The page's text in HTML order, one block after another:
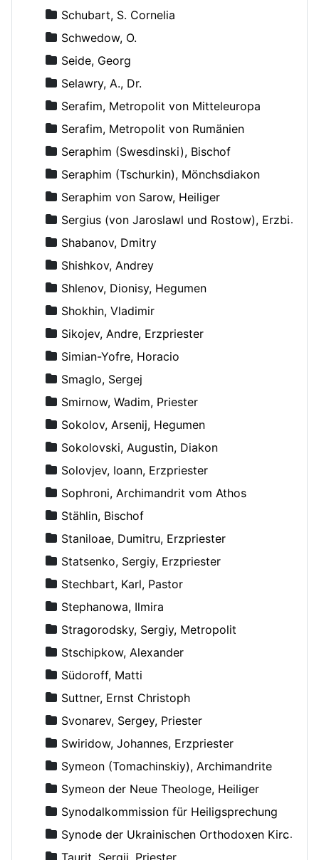
Schubart, S. Cornelia
Schwedow, O.
Seide, Georg
Selawry, A., Dr.
Serafim, Metropolit von Mitteleuropa
Serafim, Metropolit von Rumänien
Seraphim (Swesdinski), Bischof
Seraphim (Tschurkin), Mönchsdiakon
Seraphim von Sarow, Heiliger
Sergius (von Jaroslawl und Rostow), Erzbischof
Shabanov, Dmitry
Shishkov, Andrey
Shlenov, Dionisy, Hegumen
Shokhin, Vladimir
Sikojev, Andre, Erzpriester
Simian-Yofre, Horacio
Smaglo, Sergej
Smirnow, Wadim, Priester
Sokolov, Arsenij, Hegumen
Sokolovski, Augustin, Diakon
Solovjev, Ioann, Erzpriester
Sophroni, Archimandrit vom Athos
Stählin, Bischof
Staniloae, Dumitru, Erzpriester
Statsenko, Sergiy, Erzpriester
Stechbart, Karl, Pastor
Stephanowa, Ilmira
Stragorodsky, Sergiy, Metropolit
Stschipkow, Alexander
Südoroff, Matti
Suttner, Ernst Christoph
Svonarev, Sergey, Priester
Swiridow, Johannes, Erzpriester
Symeon (Tomachinskiy), Archimandrite
Symeon der Neue Theologe, Heiliger
Synodalkommission für Heiligsprechung
Synode der Ukrainischen Orthodoxen Kirche
Taurit, Sergij, Priester